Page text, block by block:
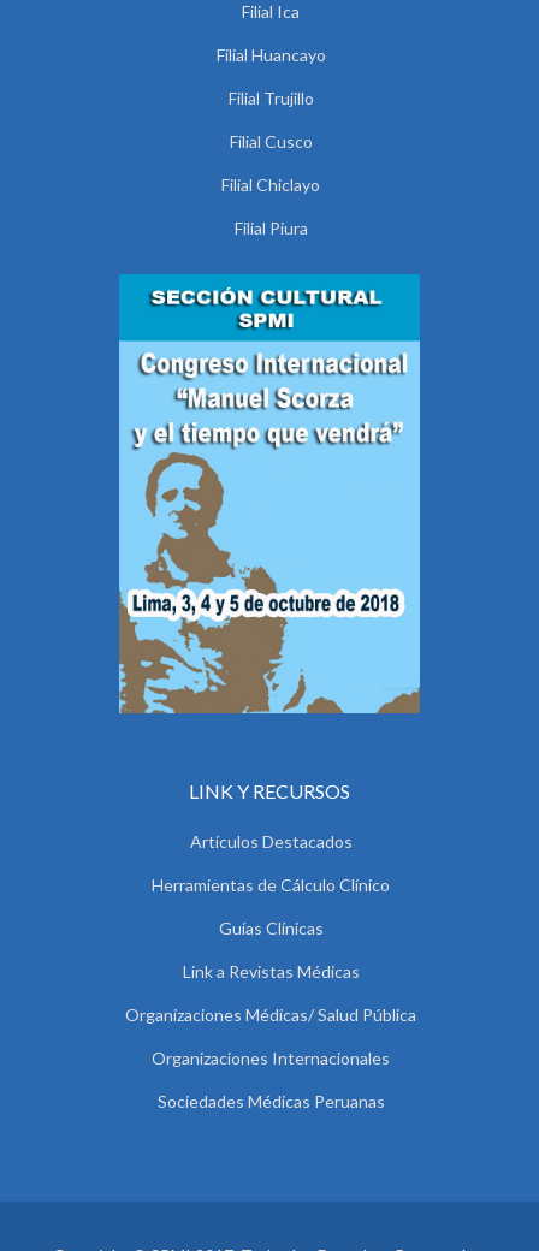
Filial Ica
Filial Huancayo
Filial Trujillo
Filial Cusco
Filial Chiclayo
Filial Piura
LINK Y RECURSOS
Artículos Destacados
Herramientas de Cálculo Clínico
Guías Clínicas
Link a Revistas Médicas
Organizaciones Médicas/ Salud Pública
Organizaciones Internacionales
Sociedades Médicas Peruanas